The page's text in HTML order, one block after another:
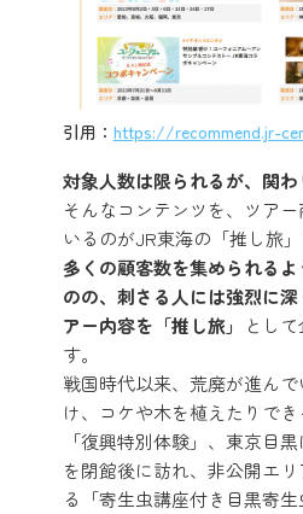
引用： https://recommend.jr-
対象人数は限られるが、関わ
そんなコンテンツを、ツア
いるのがJR東海の「推し旅」
多くの顧客数を集められる
のの、刺さる人には強烈に
アー内容を「推し旅」
とし
す。
戦国時代以来、荒廃が進ん
け、コケや木を植えたりで
「復興特別体験」、東京目
を閉館後に訪れ、非公開エ
る「寄生虫講座付き目黒寄